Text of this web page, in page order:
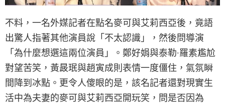
不料，一名外媒記者在點名麥可與艾莉西亞後，竟語
出驚人指著其他演員說「不太認識」，然後問導演
「為什麼想選這兩位演員」。鄭好娟與泰勒·羅素尷尬
對望苦笑，黃晸珉與趙寅成則表情一度僵住，氣氛瞬
間降到冰點。更令人傻眼的是，該名記者還對現實生
活中為夫妻的麥可與艾莉西亞開玩笑，問是否因為